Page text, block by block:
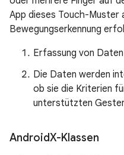
App dieses Touch-
Bewegungserkennung
Erfassung von
Die Daten werden
ob sie die Kriterien
unterstützten
AndroidX-Klassen